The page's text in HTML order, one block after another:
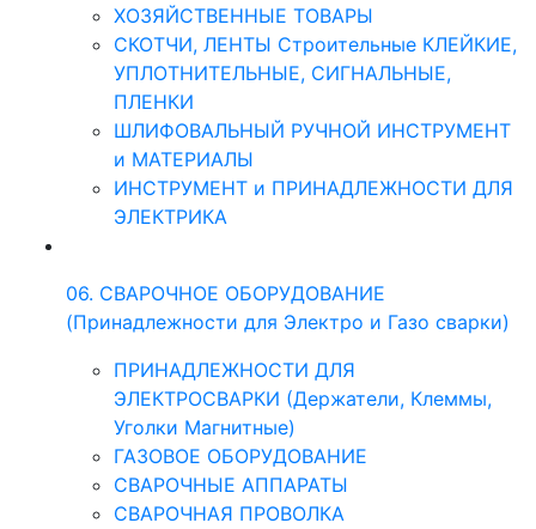
ХОЗЯЙСТВЕННЫЕ ТОВАРЫ
СКОТЧИ, ЛЕНТЫ Строительные КЛЕЙКИЕ,
УПЛОТНИТЕЛЬНЫЕ, СИГНАЛЬНЫЕ,
ПЛЕНКИ
ШЛИФОВАЛЬНЫЙ РУЧНОЙ ИНСТРУМЕНТ
и МАТЕРИАЛЫ
ИНСТРУМЕНТ и ПРИНАДЛЕЖНОСТИ ДЛЯ
ЭЛЕКТРИКА
06. СВАРОЧНОЕ ОБОРУДОВАНИЕ
(Принадлежности для Электро и Газо сварки)
ПРИНАДЛЕЖНОСТИ ДЛЯ
ЭЛЕКТРОСВАРКИ (Держатели, Клеммы,
Уголки Магнитные)
ГАЗОВОЕ ОБОРУДОВАНИЕ
СВАРОЧНЫЕ АППАРАТЫ
СВАРОЧНАЯ ПРОВОЛКА